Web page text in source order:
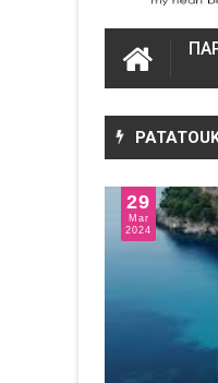
Αυξήθηκαν τα
νεκροί στην
29
Mar
2024